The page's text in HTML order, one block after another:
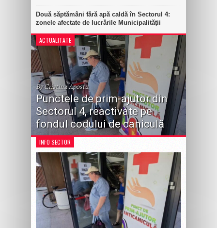
Două săptămâni fără apă caldă în Sectorul 4:
zonele afectate de lucrările Municipalității
ACTUALITATE
By Cristina Apostu
Punctele de prim-ajutor din
Sectorul 4, reactivate pe
fondul codului de caniculă
INFO SECTOR